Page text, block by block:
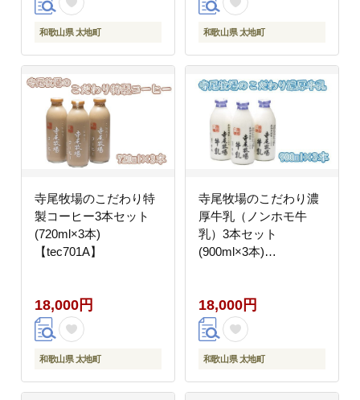
和歌山県 太地町 和歌山県 太地町
寺尾牧場のこだわり特
製コーヒー3本セット
(720ml×3本)
【tec701A】
18,000円
和歌山県 太地町
寺尾牧場のこだわり濃
厚牛乳（ノンホモ牛
乳）3本セット
(900ml×3本)
18,000円
和歌山県 太地町